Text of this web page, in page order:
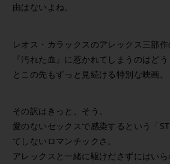
由はないよね。
レオス・カラックスのアレックス三部
『汚れた血』に惹かれてしまうのはど
とこの先もずっと見続ける特別な映画。
その訳はきっと、そう。
愛のないセックスで感染するという「
てしないロマンチックさ。
アレックスと一緒に駆けださずにはい